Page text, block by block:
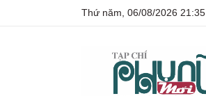
Thứ năm, 06/08/2026 21:35